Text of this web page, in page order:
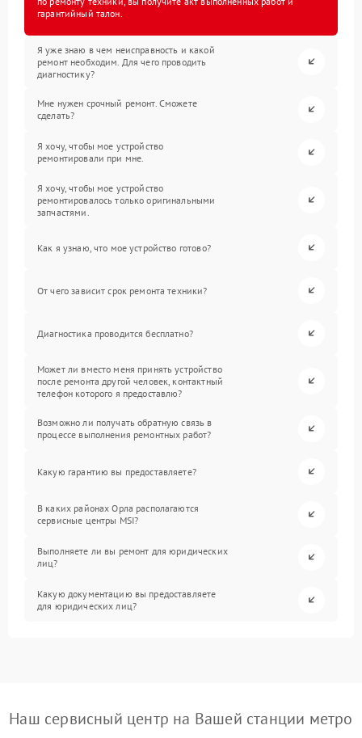
гарантийный талон.
Я уже знаю в чем неисправность и какой
ремонт необходим. Для чего проводить
диагностику?
Мне нужен срочный ремонт. Сможете
сделать?
Я хочу, чтобы мое устройство
ремонтировали при мне.
Я хочу, чтобы мое устройство
ремонтировалось только оригинальными
запчастями.
Как я узнаю, что мое устройство готово?
От чего зависит срок ремонта техники?
Диагностика проводится бесплатно?
Может ли вместо меня принять устройство
после ремонта другой человек, контактный
телефон которого я предоставлю?
Возможно ли получать обратную связь в
процессе выполнения ремонтных работ?
Какую гарантию вы предоставляете?
В каких районах Орла располагаются
сервисные центры MSI?
Выполняете ли вы ремонт для юридических
лиц?
Какую документацию вы предоставляете
для юридических лиц?
Наш сервисный центр на Вашей станции метро